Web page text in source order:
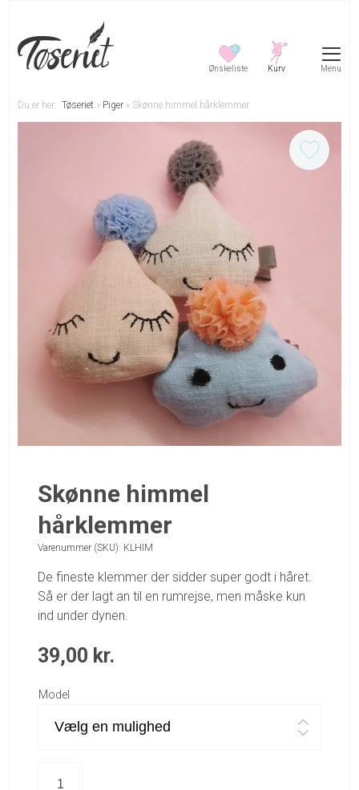
0
Menu
Du er her:Tøseriet » Piger » Skønne himmel hårklemmer
Skønne himmel
hårklemmer
Varenummer (SKU): KLHIM
De fineste klemmer der sidder super godt i håret.
Så er der lagt an til en rumrejse, men måske kun
ind under dynen.
39,00 kr.
Model